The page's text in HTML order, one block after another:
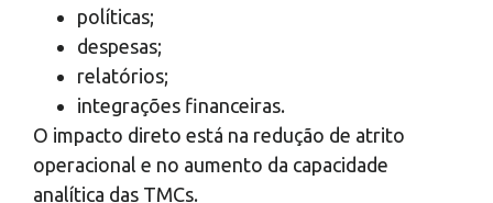
políticas;
despesas;
relatórios;
integrações financeiras.
O impacto direto está na redução de atrito
operacional e no aumento da capacidade
analítica das TMCs.